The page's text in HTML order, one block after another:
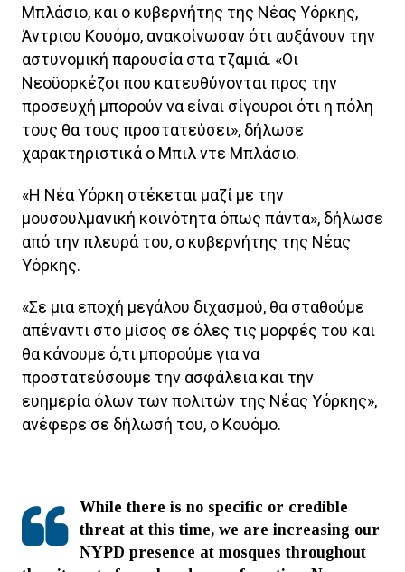
Μπλάσιο, και ο κυβερνήτης της Νέας Υόρκης,
Άντριου Κουόμο, ανακοίνωσαν ότι αυξάνουν την
αστυνομική παρουσία στα τζαμιά. «Οι
Νεοϋορκέζοι που κατευθύνονται προς την
προσευχή μπορούν να είναι σίγουροι ότι η πόλη
τους θα τους προστατεύσει», δήλωσε
χαρακτηριστικά ο Μπιλ ντε Μπλάσιο.
«Η Νέα Υόρκη στέκεται μαζί με την
μουσουλμανική κοινότητα όπως πάντα», δήλωσε
από την πλευρά του, ο κυβερνήτης της Νέας
Υόρκης.
«Σε μια εποχή μεγάλου διχασμού, θα σταθούμε
απέναντι στο μίσος σε όλες τις μορφές του και
θα κάνουμε ό,τι μπορούμε για να
προστατεύσουμε την ασφάλεια και την
ευημερία όλων των πολιτών της Νέας Υόρκης»,
ανέφερε σε δήλωσή του, ο Κουόμο.
While there is no specific or credible
threat at this time, we are increasing our
NYPD presence at mosques throughout